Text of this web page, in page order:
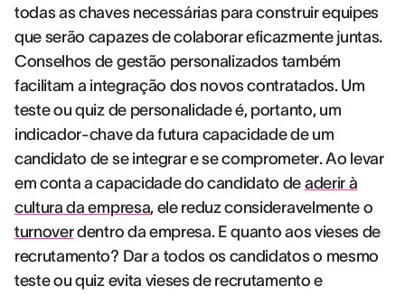
todas as chaves necessárias para construir equipes
que serão capazes de colaborar eficazmente juntas.
Conselhos de gestão personalizados também
facilitam a integração dos novos contratados. Um
teste ou quiz de personalidade é, portanto, um
indicador-chave da futura capacidade de um
candidato de se integrar e se comprometer. Ao levar
em conta a capacidade do candidato de aderir à
cultura da empresa, ele reduz consideravelmente o
turnoverdentro da empresa. E quanto aos vieses de
recrutamento? Dar a todos os candidatos o mesmo
teste ou quiz evita vieses de recrutamento e